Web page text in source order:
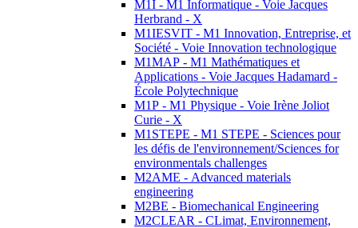
M1I - M1 Informatique - Voie Jacques
Herbrand - X
M1IESVIT - M1 Innovation, Entreprise, et
Société - Voie Innovation technologique
M1MAP - M1 Mathématiques et
Applications - Voie Jacques Hadamard -
École Polytechnique
M1P - M1 Physique - Voie Irène Joliot
Curie - X
M1STEPE - M1 STEPE - Sciences pour
les défis de l'environnement/Sciences for
environmentals challenges
M2AME - Advanced materials
engineering
M2BE - Biomechanical Engineering
M2CLEAR - CLimat, Environnement,